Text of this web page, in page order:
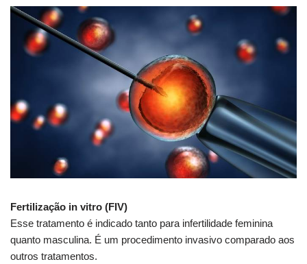
Fertilização in vitro (FIV)
Esse tratamento é indicado tanto para infertilidade feminina
quanto masculina. É um procedimento invasivo comparado aos
outros tratamentos.